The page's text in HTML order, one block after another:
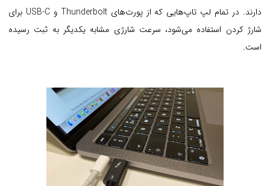
دارند. در تمام لپ تاپ‌هایی که از پورت‌های Thunderbolt و USB-C برای
شارژ کردن استفاده می‌شود، سرعت شارژی مشابه یکدیگر به ثبت رسیده
است.